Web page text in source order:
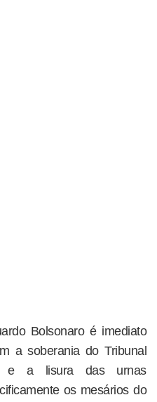
Bolsonaro é imediato
a soberania do Tribunal
e a lisura das urnas
os mesários do